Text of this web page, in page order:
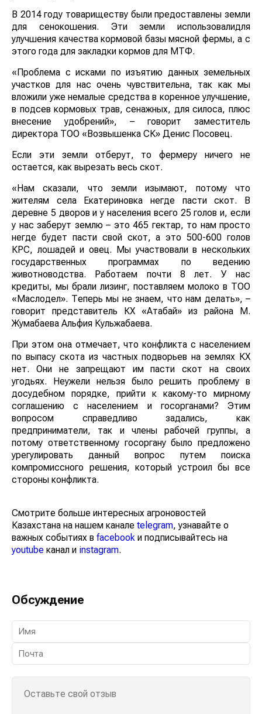
В 2014 году товариществу были предоставлены земли
для сенокошения. Эти земли использовалидля
улучшения качества кормовой базы мясной фермы, а с
этого года для закладки кормов для МТФ.
«Проблема с исками по изъятию данных земельных
участков для нас очень чувствительна, так как мы
вложили уже немалые средства в коренное улучшение,
в подсев кормовых трав, сенажных, для силоса, плюс
внесение удобрений», – говорит заместитель
директора ТОО «Возвышенка СК» Денис Посовец.
Если эти земли отберут, то фермеру ничего не
остается, как вырезать весь скот.
«Нам сказали, что земли изымают, потому что
жителям села Екатериновка негде пасти скот. В
деревне 5 дворов и у населения всего 25 голов и, если
у нас заберут землю – это 465 гектар, то нам просто
негде будет пасти свой скот, а это 500-600 голов
КРС, лошадей и овец. Мы участвовали в нескольких
государственных программах по ведению
животноводства. Работаем почти 8 лет. У нас
кредиты, мы брали лизинг, поставляем молоко в ТОО
«Маслодел». Теперь мы не знаем, что нам делать», –
говорит представитель КХ «Атабай» из района М.
Жумабаева Альфия Кульжабаева.
При этом она отмечает, что конфликта с населением
по выпасу скота из частных подворьев на землях КХ
нет. Они не запрещают им пасти скот на своих
угодьях. Неужели нельзя было решить проблему в
досудебном порядке, прийти к какому-то мирному
соглашению с населением и госорганами? Этим
вопросом справедливо задались, как
предприниматели, так и члены рабочей группы, а
потому ответственному госоргану было предложено
урегулировать данный вопрос путем поиска
компромиссного решения, который устроил бы все
стороны конфликта.
Смотрите больше интересных агроновостей
Казахстана на нашем канале telegram, узнавайте о
важных событиях в facebook и подписывайтесь на
youtube канал и instagram.
Обсуждение